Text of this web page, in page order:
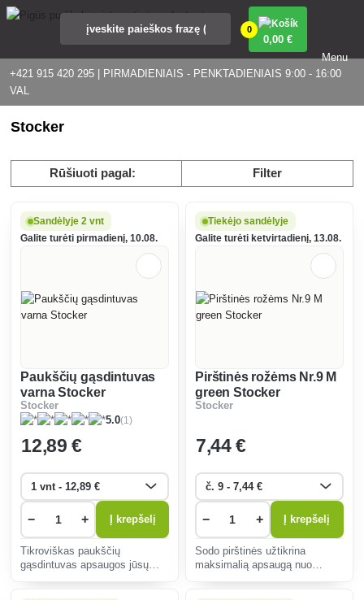
+421 915 420 295 | PIRMADIENIAIS - PENKTADIENIAIS 9:00 - 16:00
VAL
0
0,00 €
Menu
Stocker
Rūšiuoti pagal: Filter
Sandėlyje 2 vnt
Galite turėti pirmadienį, 10.08.
Paukščių gąsdintuvas
varna Stocker
Stocker
5.0(1)
12,89 €
− + Į krepšelį
Tikroviškas paukščių
gąsdintuvas apsaugos jūsų
Tiekėjo sandėlyje
Galite turėti ketvirtadienį, 13.08.
Pirštinės rožėms Nr.9 M
green Stocker
Stocker
7,44 €
− + Į krepšelį
Sodo pirštinės užtikrina
maksimalią apsaugą nuo